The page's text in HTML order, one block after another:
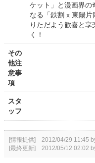
ケット」と漫画界の
なる「鉄割 x 東陽
りただよう歓喜と
く！
その
他注
意事
項
スタ
ッフ
[情報提供] 2012/04/29 11:45
[最終更新] 2012/05/12 02:02